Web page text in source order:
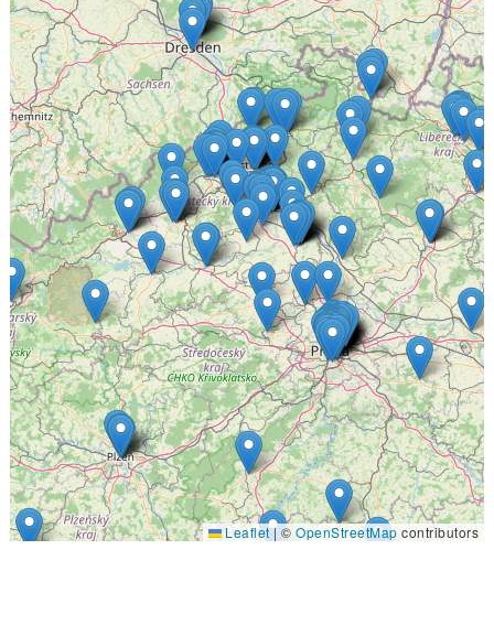
Leaflet | ©OpenStreetMap contributors